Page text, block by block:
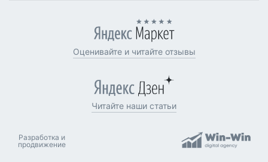
Оценивайте и читайте отзывы
Читайте наши статьи
Разработка и
продвижение